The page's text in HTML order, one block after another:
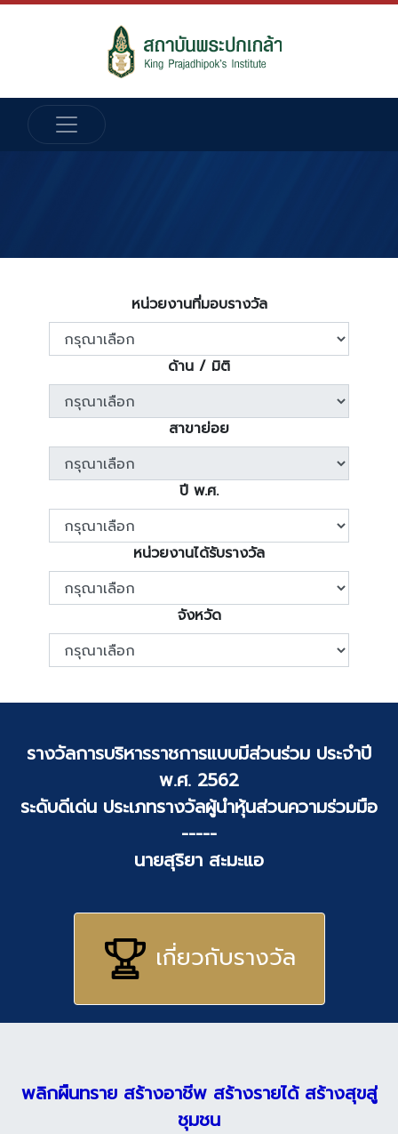
หน่วยงานที่มอบรางวัล
ด้าน / มิติ
สาขาย่อย
ปี พ.ศ.
หน่วยงานได้รับรางวัล
จังหวัด
รางวัลการบริหารราชการแบบมีส่วนร่วม ประจำปี
พ.ศ. 2562
ระดับดีเด่น ประเภทรางวัลผู้นำหุ้นส่วนความร่วมมือ
-----
นายสุริยา สะมะแอ
เกี่ยวกับรางวัล
พลิกผืนทราย สร้างอาชีพ สร้างรายได้ สร้างสุขสู่
ชุมชน